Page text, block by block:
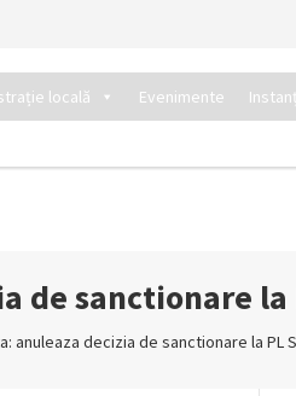
locală Evenimente
de sanctionare la
anuleaza decizia de sanctionare la PL